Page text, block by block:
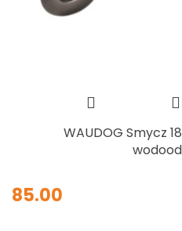
WAUDOG Smycz
85.00